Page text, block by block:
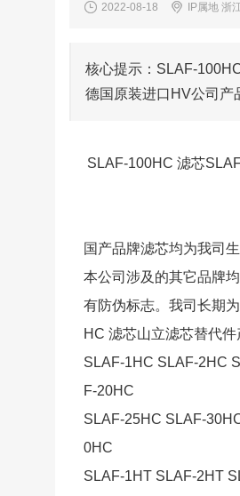
2022-08-18 IP属地 浙
核心提示：SLAF-
德国原装进口HV公司产
SLAF-100HC 滤芯
国产品牌滤芯均为我司
本公司涉及的其它品牌
有防伪标志。我司长期
HC 滤芯山立滤芯替代
SLAF-1HC SLAF-2HC
F-20HC
SLAF-25HC SLAF-
0HC
SLAF-1HT SLAF-2HT